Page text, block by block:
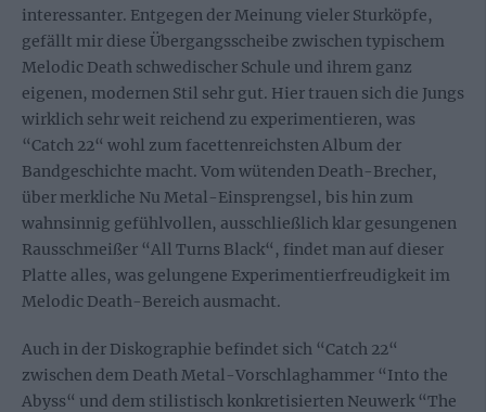
interessanter. Entgegen der Meinung vieler Sturköpfe,
gefällt mir diese Übergangsscheibe zwischen typischem
Melodic Death schwedischer Schule und ihrem ganz
eigenen, modernen Stil sehr gut. Hier trauen sich die Jungs
wirklich sehr weit reichend zu experimentieren, was
“Catch 22“ wohl zum facettenreichsten Album der
Bandgeschichte macht. Vom wütenden Death-Brecher,
über merkliche Nu Metal-Einsprengsel, bis hin zum
wahnsinnig gefühlvollen, ausschließlich klar gesungenen
Rausschmeißer “All Turns Black“, findet man auf dieser
Platte alles, was gelungene Experimentierfreudigkeit im
Melodic Death-Bereich ausmacht.
Auch in der Diskographie befindet sich “Catch 22“
zwischen dem Death Metal-Vorschlaghammer “Into the
Abyss“ und dem stilistisch konkretisierten Neuwerk “The